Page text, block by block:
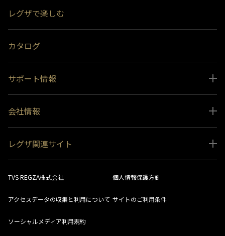
受賞履歴
おすすめ番組
レグザで楽しむ
カタログ
サポート情報
インフォメーション 一覧
よくあるご質問 (FAQ）
お問い合わせ
生産終了商品一覧
ソフトウェアダウンロード情報
レグザリンク総合ナビ
会社情報
会社概要
レグザ関連サイト
レグザ メンバーズ
法人向けサイト
視聴分析サービス
TVS REGZA株式会社 個人情報保護方針
アクセスデータの収集と利用について サイトのご利用条件
ソーシャルメディア利用規約